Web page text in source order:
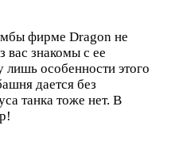
фирме Dragon не
вас знакомы с ее
особенности этого
дается без
танка тоже нет. В